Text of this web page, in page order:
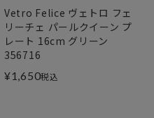
Vetro Felice ヴェトロ フェ
リーチェ パールクイーン プ
レート 16cm グリーン
356716
¥1,650税込